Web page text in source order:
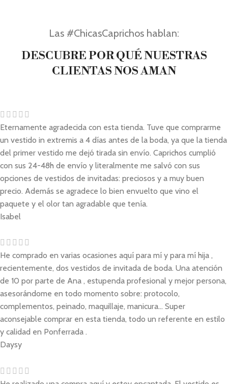
Las #ChicasCaprichos hablan:
DESCUBRE POR QUÉ NUESTRAS
CLIENTAS NOS AMAN
Eternamente agradecida con esta tienda. Tuve que comprarme
un vestido in extremis a 4 días antes de la boda, ya que la tienda
del primer vestido me dejó tirada sin envío. Caprichos cumplió
con sus 24-48h de envío y literalmente me salvó con sus
opciones de vestidos de invitadas: preciosos y a muy buen
precio. Además se agradece lo bien envuelto que vino el
paquete y el olor tan agradable que tenía.
Isabel
He comprado en varias ocasiones aquí para mí y para mí hija ,
recientemente, dos vestidos de invitada de boda. Una atención
de 10 por parte de Ana , estupenda profesional y mejor persona,
asesorándome en todo momento sobre: protocolo,
complementos, peinado, maquillaje, manicura... Super
aconsejable comprar en esta tienda, todo un referente en estilo
y calidad en Ponferrada .
Daysy